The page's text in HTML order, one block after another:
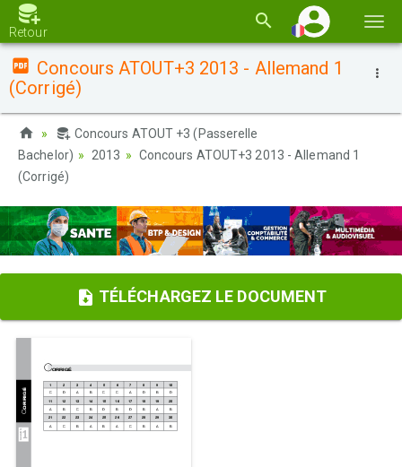
la
Retour
Concours ATOUT+3 2013 - Allemand 1
(Corrigé)
Concours ATOUT +3 (Passerelle
Bachelor)
2013
Concours ATOUT+3 2013 - Allemand 1
(Corrigé)
TÉLÉCHARGEZ LE DOCUMENT